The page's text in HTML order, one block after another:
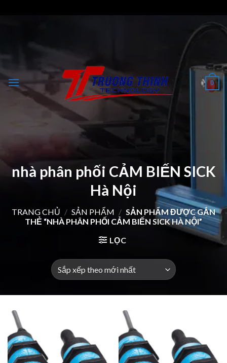
0
nhà phân phối CẢM BIẾN SICK
Hà Nội
TRANG CHỦ / SẢN PHẨM / SẢN PHẨM ĐƯỢC GẮN
THẺ “NHÀ PHÂN PHỐI CẢM BIẾN SICK HÀ NỘI”
LỌC